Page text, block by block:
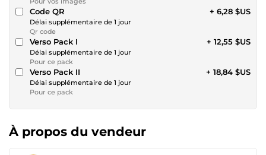
Code QR
Délai supplémentaire de 1 jour
Qr code
+ 6,28 $US
Verso Pack I
Délai supplémentaire de 1 jour
Pour ce pack
+ 12,55 $US
Verso Pack II
Délai supplémentaire de 1 jour
Pour ce pack
+ 18,84 $US
À propos du vendeur